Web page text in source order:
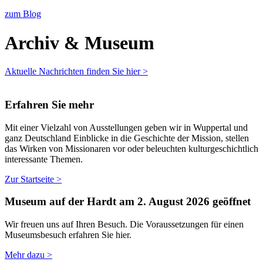
zum Blog
Archiv & Museum
Aktuelle Nachrichten finden Sie hier >
Erfahren Sie mehr
Mit einer Vielzahl von Ausstel­lun­gen geben wir in Wup­per­tal und
ganz Deutsch­land Ein­blicke in die Geschichte der Mis­sion, stellen
das Wirken von Mis­sion­aren vor oder beleuchten kul­turgeschichtlich
in­ter­es­sante The­men.
Zur Startseite >
Museum auf der Hardt am 2. August 2026 geöffnet
Wir freuen uns auf Ihren Besuch. Die Voraussetzungen für einen
Museumsbesuch erfahren Sie hier.
Mehr dazu >